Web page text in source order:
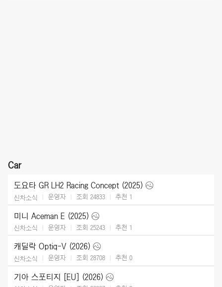
Car
도요타 GR LH2 Racing Concept (2025)
신차소식 운영자 조회 24833 추천 1
미니 Aceman E (2025)
신차소식 운영자 조회 25243 추천 1
캐딜락 Optiq-V (2026)
신차소식 운영자 조회 28708 추천 0
기아 스포티지 [EU] (2026)